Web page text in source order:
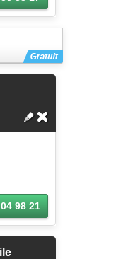
98 21